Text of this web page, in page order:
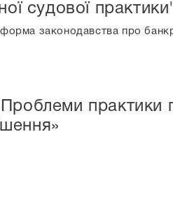
судової
законодавства про
практики